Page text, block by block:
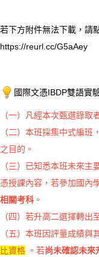
若下方附件無法下載，請
https://reurl.cc/G5aAey
國際文憑IBDP雙語實
（一）凡經本次甄選錄取
（二）本班採集中式編
之目的。
（三）已知悉本班未來主
憑授課內容，若參加國內
相關考科 。
（四）若升高二選擇轉出
（五）本班因評量成績與
比資格 。若尚未確認未來